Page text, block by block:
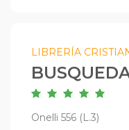
LIBRERÍA
Onelli 556 (L.3)